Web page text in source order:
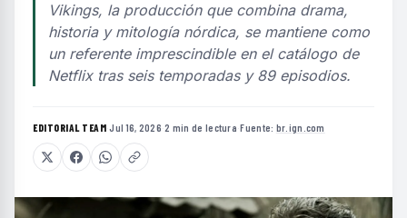
Vikings, la producción que combina drama,
historia y mitología nórdica, se mantiene como
un referente imprescindible en el catálogo de
Netflix tras seis temporadas y 89 episodios.
EDITORIAL TEAM·Jul 16, 2026·2 min de lectura·Fuente: br.ign.com